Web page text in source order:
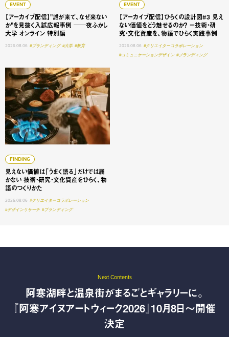
EVENT
【アーカイブ配信】"誰が来て、なぜ来ない
か"を見抜く入試広報事例 ──夜ふかし
大学 オンライン 特別編
2026.08.06 #ブランディング #大学 #教育
EVENT
【アーカイブ配信】ひらくの設計図#3 見え
ない価値をどう魅せるのか？ ー技術・研
究・文化資産を、物語でひらく実践事例
2026.08.06 #クリエイターコラボレーション
#コミュニケーションデザイン #ブランディング
FINDING
見えない価値は「うまく語る」だけでは届
かない 技術・研究・文化資産をひらく、物
語のつくりかた
2026.08.06 #クリエイターコラボレーション
#デザインリサーチ #ブランディング
見えない価値は「うまく語る」だけでは届かない 技術・研
Next Contents
阿寒湖畔と温泉街がまるごとギャラリーに。
『阿寒アイヌアートウィーク2026』10月8日〜開催
決定